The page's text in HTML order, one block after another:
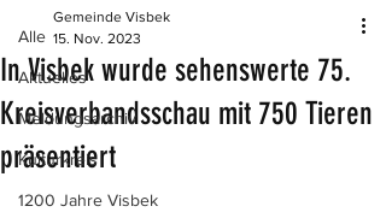
Alle
Aktuelles
Meldungsarchiv
Kulturkreis
1200 Jahre Visbek
In Visbek wurde sehenswerte 75.
Kreisverbandsschau mit 750 Tieren
präsentiert
Gemeinde Visbek
15. Nov. 2023